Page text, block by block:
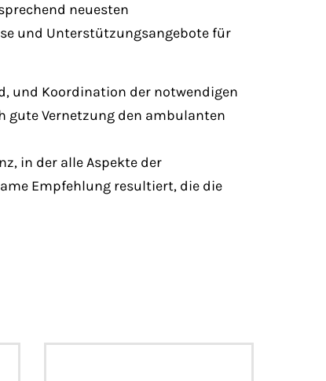
neuesten
und Unterstützungsangebote für
und Koordination der notwendigen
gute Vernetzung den ambulanten
in der alle Aspekte der
Empfehlung resultiert, die die